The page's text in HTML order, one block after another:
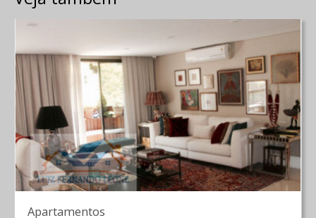
Apartamentos